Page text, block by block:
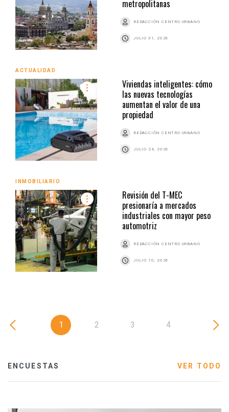
metropolitanas
REDACCIÓN CENTRO URBANO
JULIO 31, 2026
ACTUALIDAD
Viviendas inteligentes: cómo
las nuevas tecnologías
aumentan el valor de una
propiedad
REDACCIÓN CENTRO URBANO
JULIO 24, 2026
INMOBILIARIO
Revisión del T-MEC
presionaría a mercados
industriales con mayor peso
automotriz
REDACCIÓN CENTRO URBANO
JULIO 10, 2026
1 2 3 4
ENCUESTAS VER TODO